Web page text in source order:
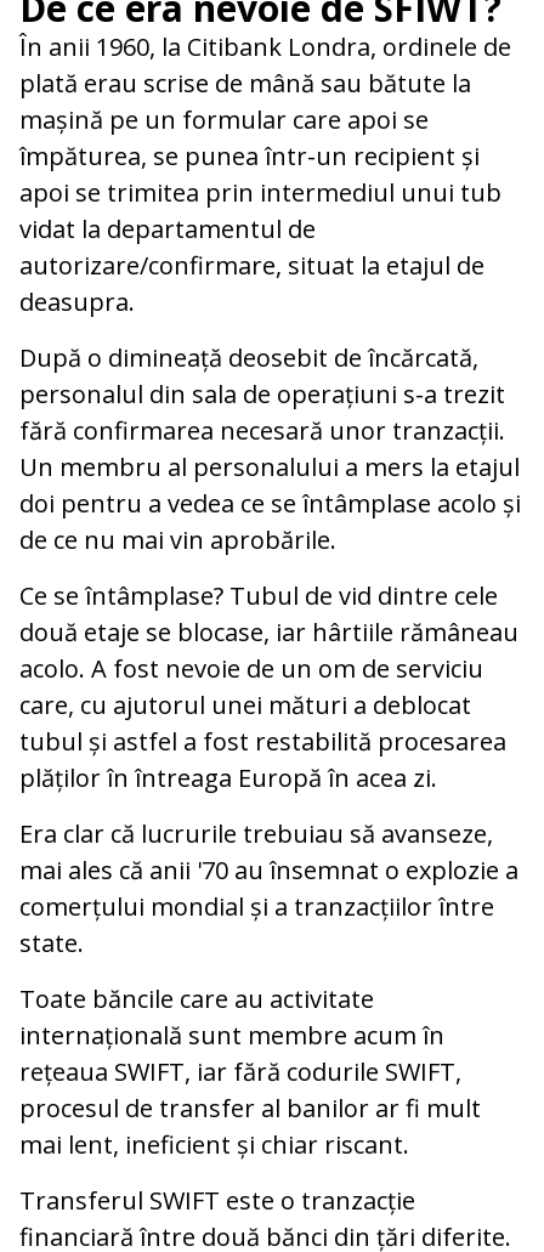
În anii 1960, la Citibank Londra, ordinele de
plată erau scrise de mână sau bătute la
mașină pe un formular care apoi se
împăturea, se punea într-un recipient și
apoi se trimitea prin intermediul unui tub
vidat la departamentul de
autorizare/confirmare, situat la etajul de
deasupra.
După o dimineață deosebit de încărcată,
personalul din sala de operațiuni s-a trezit
fără confirmarea necesară unor tranzacții.
Un membru al personalului a mers la etajul
doi pentru a vedea ce se întâmplase acolo și
de ce nu mai vin aprobările.
Ce se întâmplase? Tubul de vid dintre cele
două etaje se blocase, iar hârtiile rămâneau
acolo. A fost nevoie de un om de serviciu
care, cu ajutorul unei mături a deblocat
tubul și astfel a fost restabilită procesarea
plăților în întreaga Europă în acea zi.
Era clar că lucrurile trebuiau să avanseze,
mai ales că anii '70 au însemnat o explozie a
comerțului mondial și a tranzacțiilor între
state.
Toate băncile care au activitate
internațională sunt membre acum în
rețeaua SWIFT, iar fără codurile SWIFT,
procesul de transfer al banilor ar fi mult
mai lent, ineficient și chiar riscant.
Transferul SWIFT este o tranzacție
financiară între două bănci din țări diferite.